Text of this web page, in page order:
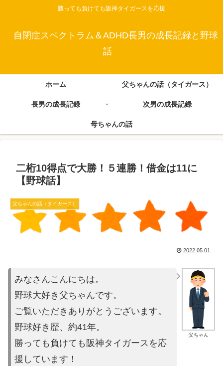
勝っても負けても阪神タイガースを応援
自閉症スペクトラム＆ADHD長男の成長記録と野球
話
ホーム 父ちゃんの話（タイガース）
長男の成長記録 次男の成長記録
母ちゃんの話
二桁10得点で大勝！５連勝！借金は11に
【野球話】
父ちゃんの話（タイガース）
2022.05.01
父ちゃん
みなさんこんにちは。
野球大好き父ちゃんです。
ご覧いただきありがとうございます。
野球好き歴、約41年。
勝っても負けても阪神タイガースを応
援しています！